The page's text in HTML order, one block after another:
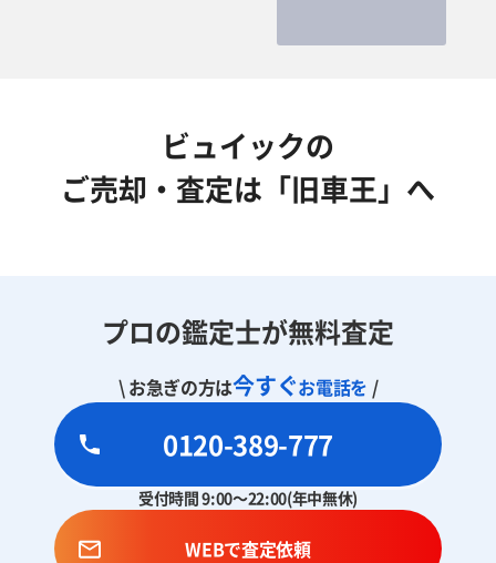
ビュイックの
ご売却・査定は「旧車王」へ
プロの鑑定士が無料査定
\ お急ぎの方は今すぐお電話を /
0120-389-777
受付時間 9:00～22:00(年中無休)
WEBで査定依頼